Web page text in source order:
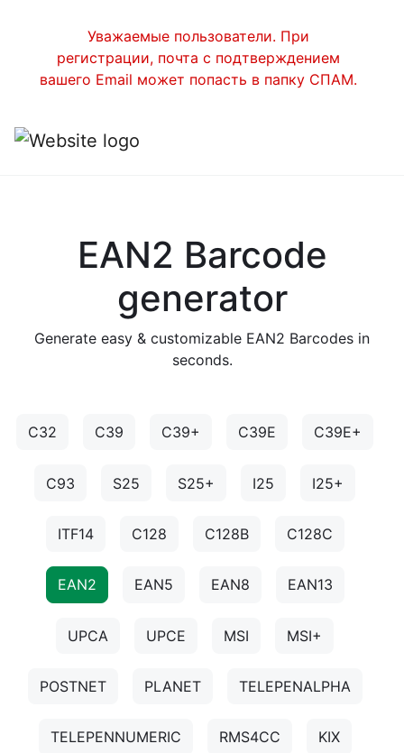
Уважаемые пользователи. При
регистрации, почта с подтверждением
вашего Email может попасть в папку СПАМ.
EAN2 Barcode
generator
Generate easy & customizable EAN2 Barcodes in
seconds.
C32 C39 C39+ C39E C39E+
C93 S25 S25+ I25 I25+
ITF14 C128 C128B C128C
EAN2 EAN5 EAN8 EAN13
UPCA UPCE MSI MSI+
POSTNET PLANET TELEPENALPHA
TELEPENNUMERIC RMS4CC KIX